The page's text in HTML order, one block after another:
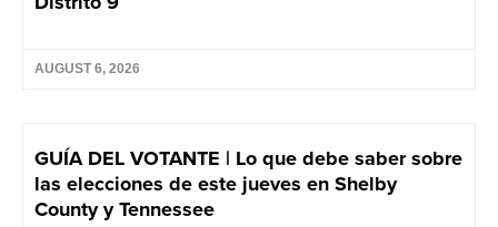
AUGUST 6, 2026
GUÍA DEL VOTANTE | Lo que debe saber sobre
las elecciones de este jueves en Shelby
County y Tennessee